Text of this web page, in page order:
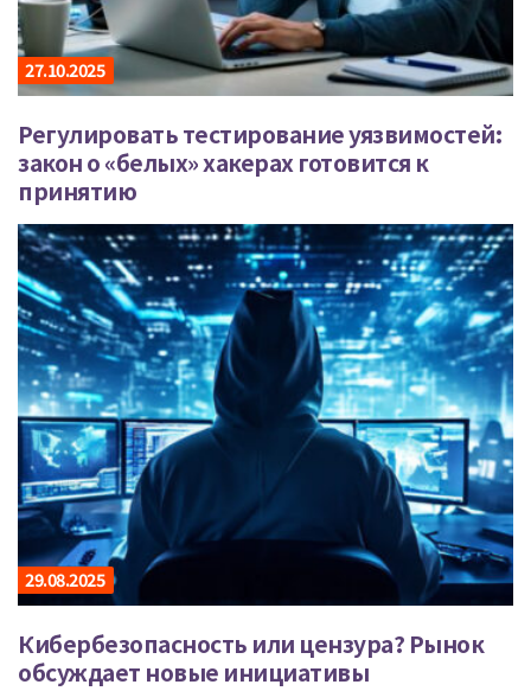
27.10.2025
Регулировать тестирование уязвимостей:
закон о «белых» хакерах готовится к
принятию
29.08.2025
Кибербезопасность или цензура? Рынок
обсуждает новые инициативы